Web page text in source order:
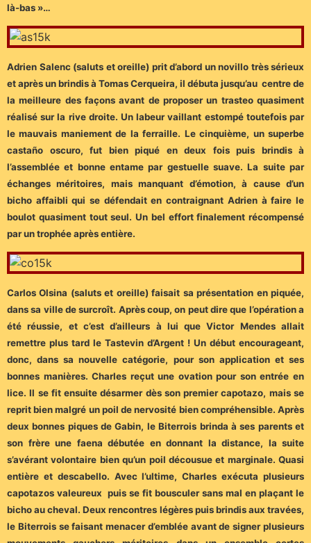
là-bas »…
Adrien Salenc (saluts et oreille) prit d’abord un novillo très sérieux
et après un brindis à Tomas Cerqueira, il débuta jusqu’au centre de
la meilleure des façons avant de proposer un trasteo quasiment
réalisé sur la rive droite. Un labeur vaillant estompé toutefois par
le mauvais maniement de la ferraille. Le cinquième, un superbe
castaño oscuro, fut bien piqué en deux fois puis brindis à
l’assemblée et bonne entame par gestuelle suave. La suite par
échanges méritoires, mais manquant d’émotion, à cause d’un
bicho affaibli qui se défendait en contraignant Adrien à faire le
boulot quasiment tout seul. Un bel effort finalement récompensé
par un trophée après entière.
Carlos Olsina (saluts et oreille) faisait sa présentation en piquée,
dans sa ville de surcroît. Après coup, on peut dire que l’opération a
été réussie, et c’est d’ailleurs à lui que Victor Mendes allait
remettre plus tard le Tastevin d’Argent ! Un début encourageant,
donc, dans sa nouvelle catégorie, pour son application et ses
bonnes manières. Charles reçut une ovation pour son entrée en
lice. Il se fit ensuite désarmer dès son premier capotazo, mais se
reprit bien malgré un poil de nervosité bien compréhensible. Après
deux bonnes piques de Gabin, le Biterrois brinda à ses parents et
son frère une faena débutée en donnant la distance, la suite
s’avérant volontaire bien qu’un poil décousue et marginale. Quasi
entière et descabello. Avec l’ultime, Charles exécuta plusieurs
capotazos valeureux puis se fit bousculer sans mal en plaçant le
bicho au cheval. Deux rencontres légères puis brindis aux travées,
le Biterrois se faisant menacer d’emblée avant de signer plusieurs